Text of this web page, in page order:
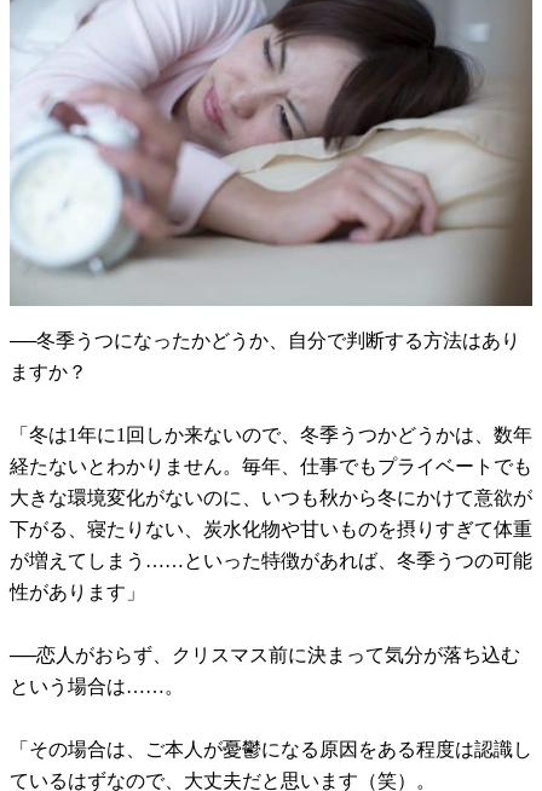
──冬季うつになったかどうか、自分で判断する方法はあり
ますか？
「冬は1年に1回しか来ないので、冬季うつかどうかは、数年
経たないとわかりません。毎年、仕事でもプライベートでも
大きな環境変化がないのに、いつも秋から冬にかけて意欲が
下がる、寝たりない、炭水化物や甘いものを摂りすぎて体重
が増えてしまう……といった特徴があれば、冬季うつの可能
性があります」
──恋人がおらず、クリスマス前に決まって気分が落ち込む
という場合は……。
「その場合は、ご本人が憂鬱になる原因をある程度は認識し
ているはずなので、大丈夫だと思います（笑）。